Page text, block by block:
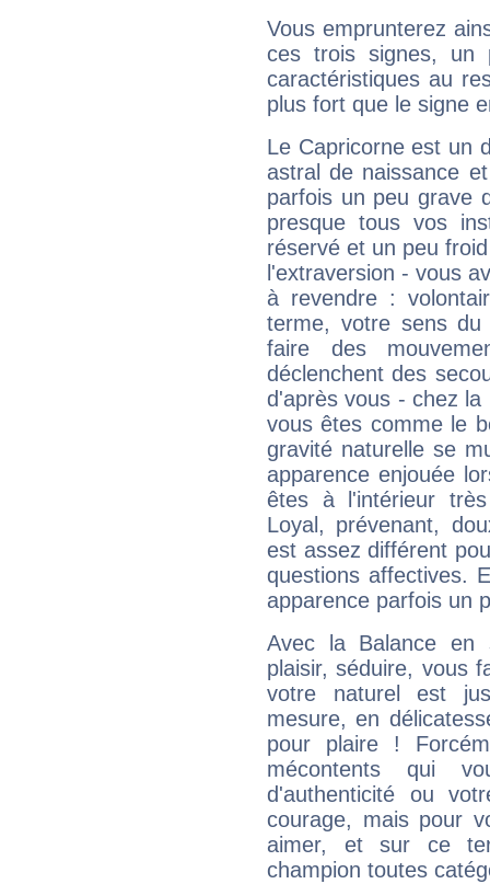
Vous emprunterez
ces trois signes, un
caractéristiques au
plus fort que le signe
Le Capricorne est un
astral de naissance
parfois un peu grave
presque tous vos
réservé et un peu
l'extraversion - vous
à revendre :
terme, votre sens
faire des
déclenchent des
d'après vous - chez
vous êtes comme le
gravité naturelle se
apparence enjouée
êtes à l'intérieur
Loyal, prévenant,
est assez différent
questions affectives.
apparence parfois un
Avec la Balance en
plaisir, séduire, vous
votre naturel est
mesure, en
pour plaire !
mécontents qui
d'authenticité ou
courage, mais pour
aimer, et sur ce
champion toutes